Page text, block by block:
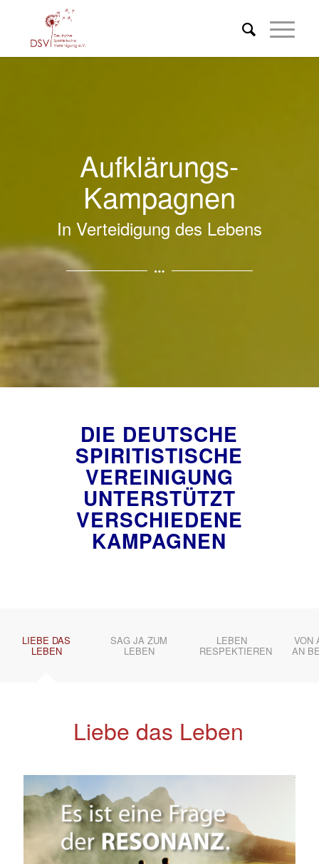
Aufklärungs-
Kampagnen
In Verteidigung des Lebens
DIE DEUTSCHE
SPIRITISTISCHE
VEREINIGUNG
UNTERSTÜTZT
VERSCHIEDENE
KAMPAGNEN
LIEBE DAS
LEBEN
SAG JA ZUM
LEBEN
LEBEN
RESPEKTIEREN
VON
AN
Liebe das Leben